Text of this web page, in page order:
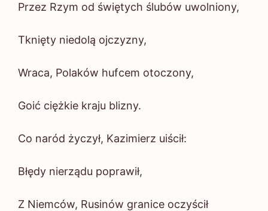
Przez Rzym od świętych ślubów uwolniony,
Tknięty niedolą ojczyzny,
Wraca, Polaków hufcem otoczony,
Goić ciężkie kraju blizny.
Co naród życzył, Kazimierz uiścił:
Błędy nierządu poprawił,
Z Niemców, Rusinów granice oczyścił